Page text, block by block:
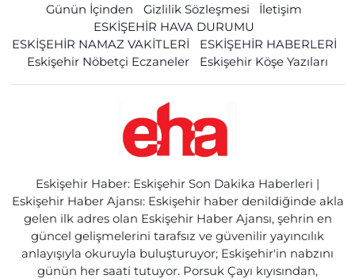
Günün İçinden
Gizlilik Sözleşmesi
İletişim
ESKİŞEHİR HAVA DURUMU
ESKİŞEHİR NAMAZ VAKİTLERİ
ESKİŞEHİR HABERLERİ
Eskişehir Nöbetçi Eczaneler
Eskişehir Köşe Yazıları
Eskişehir Haber: Eskişehir Son Dakika Haberleri |
Eskişehir Haber Ajansı: Eskişehir haber denildiğinde akla
gelen ilk adres olan Eskişehir Haber Ajansı, şehrin en
güncel gelişmelerini tarafsız ve güvenilir yayıncılık
anlayışıyla okuruyla buluşturuyor; Eskişehir'in nabzını
günün her saati tutuyor. Porsuk Çayı kıyısından,